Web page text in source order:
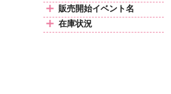
販売開始イベント名
在庫状況